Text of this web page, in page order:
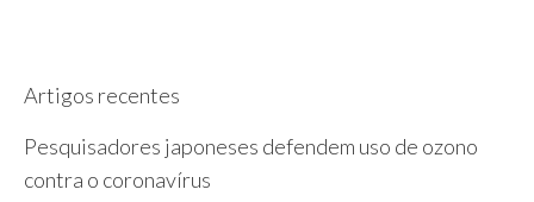
Artigos recentes
Pesquisadores japoneses defendem uso de ozono
contra o coronavírus